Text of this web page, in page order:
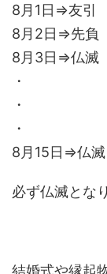
8月1日⇒友引
8月2日⇒先負
8月3日⇒仏滅
・
・
・
8月15日⇒仏滅
必ず仏滅とな
結婚式や縁起